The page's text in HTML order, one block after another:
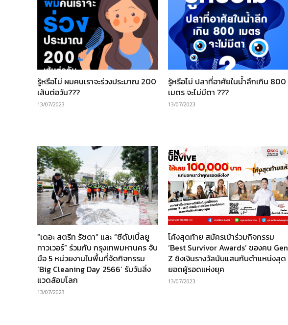
รู้หรือไม่ ผมคนเราจะร่วงประมาณ 200
เส้นต่อวัน???
13/07/2023
รู้หรือไม่ ปลาที่อาศัยในน้ำลึกเกิน 800
เมตร จะไม่มีตา ???
13/07/2023
“เดอะ สตรีท รัชดา” และ “ซีดับเบิ้ลยู
ทาวเวอร์” ร่วมกับ กรุงเทพมหานคร จับ
มือ 5 หน่วยงานในพื้นที่จัดกิจกรรม
‘Big Cleaning Day 2566’ รับวันสิ่ง
แวดล้อมโลก
13/07/2023
โค้งสุดท้าย สมัครเข้าร่วมกิจกรรม
‘Best Survivor Awards’ ของคน Gen
Z ชิงเงินรางวัลนับแสนกับตำแหน่งสุด
ยอดผู้รอดแห่งยุค
13/07/2023